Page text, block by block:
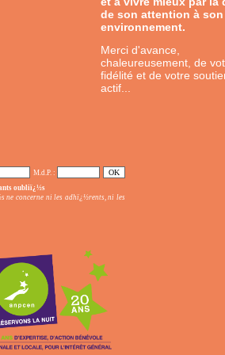
de son attention à son
environnement.
Merci d'avance,
chaleureusement, de
fidélité et de votre
actif...
M.d.P. :
oubliï¿½s
ne concerne ni les adhï¿½rents, ni les